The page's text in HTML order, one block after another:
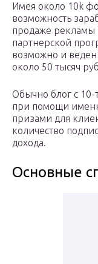
Имея около 10k
возможность
продаже рекламы
партнерской
возможно и
около 50 тысяч
Обычно блог с 10-
при помощи
призами для
количество
дохода.
Основные